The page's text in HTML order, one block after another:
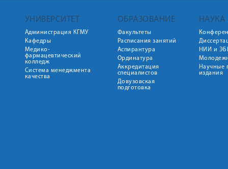
УНИВЕРСИТЕТ
Администрация КГМУ
Кафедры
Медико-
фармацевтический
колледж
Система менеджмента
качества
ОБРАЗОВАНИЕ
Факультеты
Расписания занятий
Аспирантура
Ординатура
Аккредитация
специалистов
Довузовская
подготовка
НАУКА
НИИ и
Научные
издания